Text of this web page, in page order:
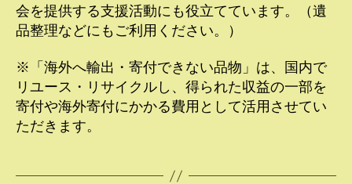
会を提供する支援活動にも役立てています。（遺
品整理などにもご利用ください。）
※「海外へ輸出・寄付できない品物」は、国内で
リユース・リサイクルし、得られた収益の一部を
寄付や海外寄付にかかる費用として活用させてい
ただきます。